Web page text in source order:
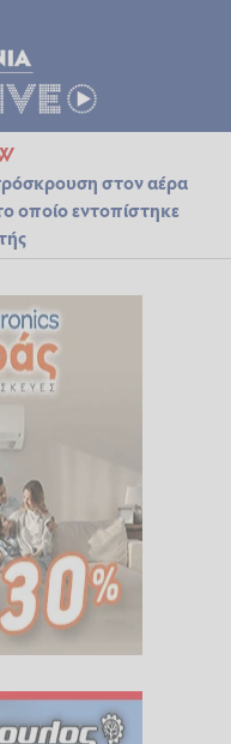
στον αέρα
οποίο εντοπίστηκε